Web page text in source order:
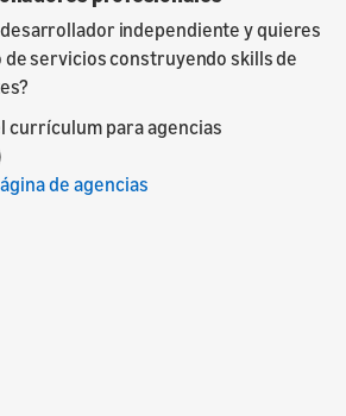
desarrollador independiente y quieres
servicios construyendo skills de
currículum para agencias
de agencias